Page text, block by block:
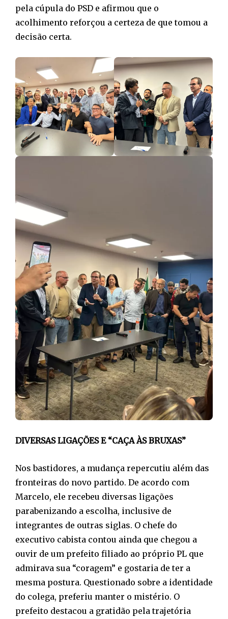
pela cúpula do PSD e afirmou que o
acolhimento reforçou a certeza de que tomou a
decisão certa.
DIVERSAS LIGAÇÕES E “CAÇA ÀS BRUXAS”
Nos bastidores, a mudança repercutiu além das
fronteiras do novo partido. De acordo com
Marcelo, ele recebeu diversas ligações
parabenizando a escolha, inclusive de
integrantes de outras siglas. O chefe do
executivo cabista contou ainda que chegou a
ouvir de um prefeito filiado ao próprio PL que
admirava sua “coragem” e gostaria de ter a
mesma postura. Questionado sobre a identidade
do colega, preferiu manter o mistério. O
prefeito destacou a gratidão pela trajetória